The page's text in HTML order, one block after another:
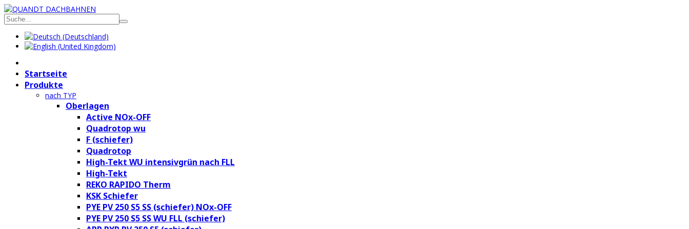
Startseite
Produkte
nach TYP
Oberlagen
Active NOx-OFF
Quadrotop wu
F (schiefer)
Quadrotop
High-Tekt WU intensivgrün nach FLL
High-Tekt
REKO RAPIDO Therm
KSK Schiefer
PYE PV 250 S5 SS (schiefer) NOx-OFF
PYE PV 250 S5 SS WU FLL (schiefer)